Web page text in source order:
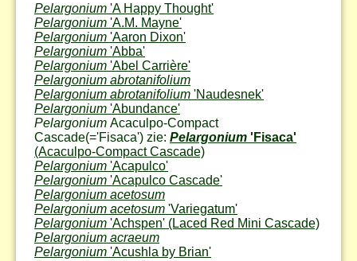
Pelargonium 'A Happy Thought'
Pelargonium 'A.M. Mayne'
Pelargonium 'Aaron Dixon'
Pelargonium 'Abba'
Pelargonium 'Abel Carrière'
Pelargonium abrotanifolium
Pelargonium abrotanifolium 'Naudesnek'
Pelargonium 'Abundance'
Pelargonium Acaculpo-Compact
Cascade(='Fisaca') zie: Pelargonium 'Fisaca'
(Acaculpo-Compact Cascade)
Pelargonium 'Acapulco'
Pelargonium 'Acapulco Cascade'
Pelargonium acetosum
Pelargonium acetosum 'Variegatum'
Pelargonium 'Achspen' (Laced Red Mini Cascade)
Pelargonium acraeum
Pelargonium 'Acushla by Brian'